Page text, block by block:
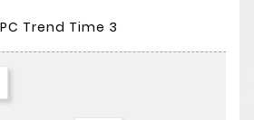
Trend Time 3